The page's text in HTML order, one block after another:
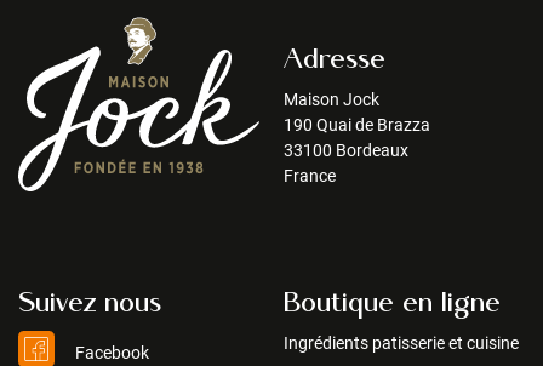
Adresse
Maison Jock
190 Quai de Brazza
33100 Bordeaux
France
Boutique en ligne
Ingrédients patisserie et cuisine
Suivez nous
Facebook